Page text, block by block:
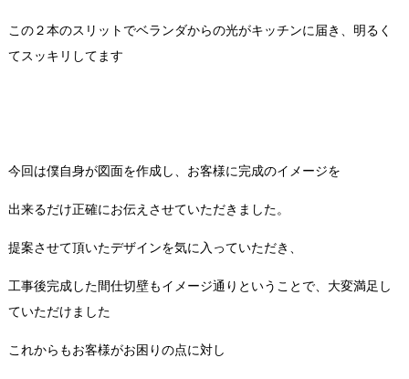
この２本のスリットでベランダからの光がキッチンに届き、明るく
てスッキリしてます
今回は僕自身が図面を作成し、お客様に完成のイメージを
出来るだけ正確にお伝えさせていただきました。
提案させて頂いたデザインを気に入っていただき、
工事後完成した間仕切壁もイメージ通りということで、大変満足し
ていただけました
これからもお客様がお困りの点に対し